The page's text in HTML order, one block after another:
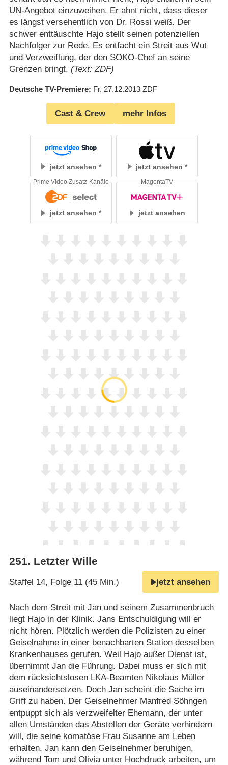
UN-Angebot einzuweihen. Er ahnt nicht, dass dieser
es längst versehentlich von Dr. Rossi weiß. Der
schwer enttäuschte Hajo stellt seinen potenziellen
Nachfolger zur Rede. Es entfacht ein Streit aus Wut
und Verzweiflung, der den SOKO-Chef an seine
Grenzen bringt. (Text: ZDF)
Deutsche TV-Premiere Fr. 27.12.2013 ZDF
Cast & Crew mehr Infos
jetzt ansehen jetzt ansehen
jetzt ansehen
Prime Video Zusatz-Kanäle
jetzt ansehen
MagentaTV
251. Letzter Wille
Staffel 14, Folge 11 (45 Min.) jetzt ansehen
Nach dem Streit mit Jan und seinem Zusammenbruch
liegt Hajo in der Klinik. Jans Entschuldigung will er
nicht hören. Plötzlich werden die Polizisten zu einer
Geiselnahme in einer benachbarten Station desselben
Krankenhauses gerufen. Weil Hajo außer Dienst ist,
übernimmt Jan die Führung. Dabei muss er sich mit
dem rücksichtslosen LKA-Beamten Nikolaus Müller
auseinandersetzen. Doch Jan scheint die Sache im
Griff zu haben. Der Geiselnehmer Manfred Söhngen
entpuppt sich als verzweifelter Ehemann, der unter
allen Umständen das Abstellen der Geräte verhindern
will, die seine komatöse Frau Susanne am Leben
erhalten. Jan kann den Geiselnehmer beruhigen,
während Tom und Olivia unter Hochdruck arbeiten, um